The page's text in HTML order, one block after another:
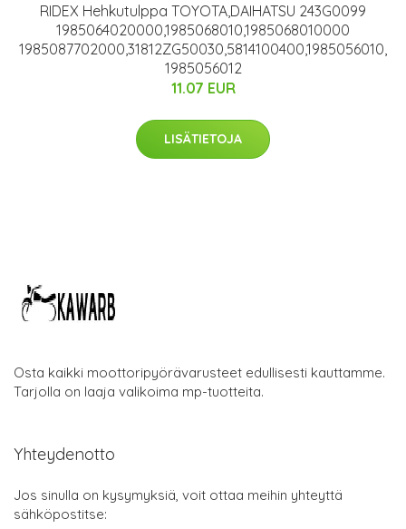
RIDEX Hehkutulppa TOYOTA,DAIHATSU 243G0099
1985064020000,1985068010,1985068010000
1985087702000,31812ZG50030,5814100400,1985056010,
1985056012
11.07 EUR
LISÄTIETOJA
Osta kaikki moottoripyörävarusteet edullisesti kauttamme.
Tarjolla on laaja valikoima mp-tuotteita.
Yhteydenotto
Jos sinulla on kysymyksiä, voit ottaa meihin yhteyttä
sähköpostitse: